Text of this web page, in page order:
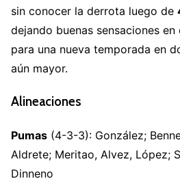
sin conocer la derrota luego de
dejando buenas sensaciones
para una nueva temporada en
aún mayor.
Alineaciones
Pumas (4-3-3): González;
Aldrete; Meritao, Alvez, López;
Dinneno